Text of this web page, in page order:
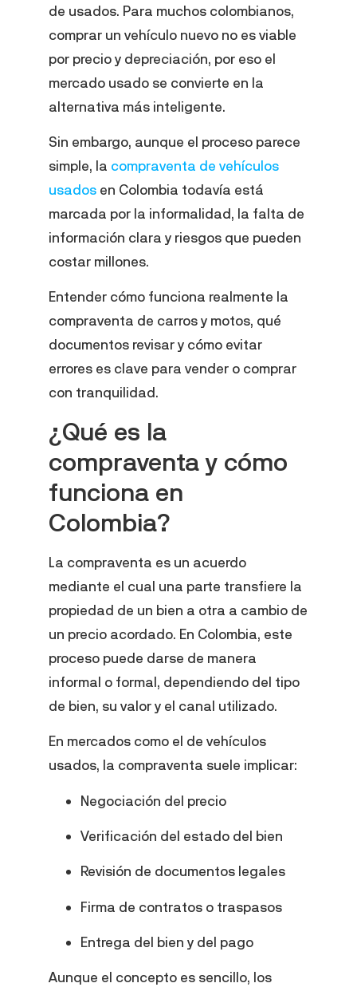
de usados. Para muchos colombianos,
comprar un vehículo nuevo no es viable
por precio y depreciación, por eso el
mercado usado se convierte en la
alternativa más inteligente.
Sin embargo, aunque el proceso parece
simple, la compraventa de vehículos
usados en Colombia todavía está
marcada por la informalidad, la falta de
información clara y riesgos que pueden
costar millones.
Entender cómo funciona realmente la
compraventa de carros y motos, qué
documentos revisar y cómo evitar
errores es clave para vender o comprar
con tranquilidad.
¿Qué es la
compraventa y cómo
funciona en
Colombia?
La compraventa es un acuerdo
mediante el cual una parte transfiere la
propiedad de un bien a otra a cambio de
un precio acordado. En Colombia, este
proceso puede darse de manera
informal o formal, dependiendo del tipo
de bien, su valor y el canal utilizado.
En mercados como el de vehículos
usados, la compraventa suele implicar:
Negociación del precio
Verificación del estado del bien
Revisión de documentos legales
Firma de contratos o traspasos
Entrega del bien y del pago
Aunque el concepto es sencillo, los